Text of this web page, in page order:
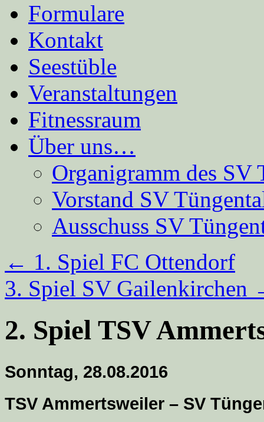
Formulare
Kontakt
Seestüble
Veranstaltungen
Fitnessraum
Über uns…
Organigramm des SV
Vorstand SV
Ausschuss SV
← 1. Spiel FC Ottendorf
3. Spiel SV Gailenkirchen
2. Spiel TSV
Sonntag, 28.08.2016
TSV Ammertsweiler – SV